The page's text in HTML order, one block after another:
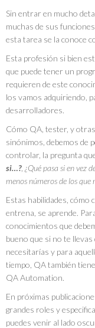
Sin entrar en mucho
muchas de sus
esta tarea se la conoce
Esta profesión si bien
que puede tener un
requieren de este
los vamos adquiriendo,
desarrolladores.
Cómo QA, tester, y
sinónimos, debemos de
controlar, la pregunta
si…?, ¿Qué pasa si en vez
menos números de los que
Estas habilidades, cómo
entrena, se aprende.
conocimientos que
bueno que si no te
necesitarías y para
tiempo, QA también
QA Automation.
En próximas
grandes roles y
puedes venir al lado